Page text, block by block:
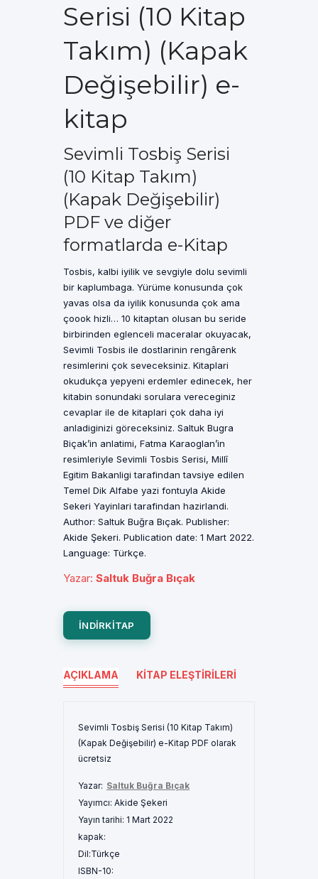
Serisi (10 Kitap
Takım) (Kapak
Değişebilir) e-
kitap
Sevimli Tosbiş Serisi
(10 Kitap Takım)
(Kapak Değişebilir)
PDF ve diğer
formatlarda e-Kitap
Tosbis, kalbi iyilik ve sevgiyle dolu sevimli
bir kaplumbaga. Yürüme konusunda çok
yavas olsa da iyilik konusunda çok ama
çoook hizli… 10 kitaptan olusan bu seride
birbirinden eglenceli maceralar okuyacak,
Sevimli Tosbis ile dostlarinin rengârenk
resimlerini çok seveceksiniz. Kitaplari
okudukça yepyeni erdemler edinecek, her
kitabin sonundaki sorulara vereceginiz
cevaplar ile de kitaplari çok daha iyi
anladiginizi göreceksiniz. Saltuk Bugra
Biçak’in anlatimi, Fatma Karaoglan’in
resimleriyle Sevimli Tosbis Serisi, Millî
Egitim Bakanligi tarafindan tavsiye edilen
Temel Dik Alfabe yazi fontuyla Akide
Sekeri Yayinlari tarafindan hazirlandi.
Author: Saltuk Buğra Bıçak. Publisher:
Akide Şekeri. Publication date: 1 Mart 2022.
Language: Türkçe.
Yazar: Saltuk Buğra Bıçak
INDIRKITAP
AÇIKLAMA KITAP ELEŞTIRILERI
Sevimli Tosbiş Serisi (10 Kitap Takım)
(Kapak Değişebilir) e-Kitap PDF olarak
ücretsiz
Yazar: Saltuk Buğra Bıçak
Yayımcı: Akide Şekeri
Yayın tarihi: 1 Mart 2022
kapak:
Dil:Türkçe
ISBN-10: